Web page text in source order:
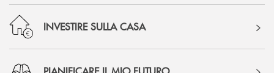
INVESTIRE SULLA CASA